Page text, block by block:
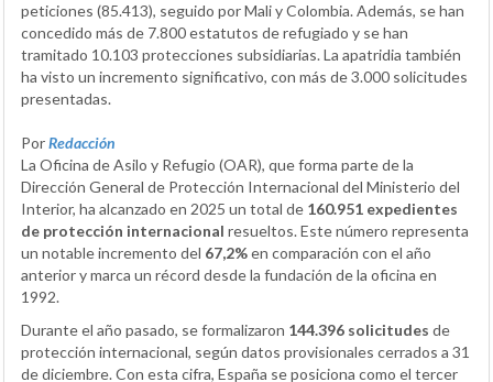
peticiones (85.413), seguido por Mali y Colombia. Además, se han
concedido más de 7.800 estatutos de refugiado y se han
tramitado 10.103 protecciones subsidiarias. La apatridia también
ha visto un incremento significativo, con más de 3.000 solicitudes
presentadas.
PorRedacción
La Oficina de Asilo y Refugio (OAR), que forma parte de la
Dirección General de Protección Internacional del Ministerio del
Interior, ha alcanzado en 2025 un total de 160.951 expedientes
de protección internacional resueltos. Este número representa
un notable incremento del 67,2%en comparación con el año
anterior y marca un récord desde la fundación de la oficina en
1992.
Durante el año pasado, se formalizaron 144.396 solicitudes de
protección internacional, según datos provisionales cerrados a 31
de diciembre. Con esta cifra, España se posiciona como el tercer